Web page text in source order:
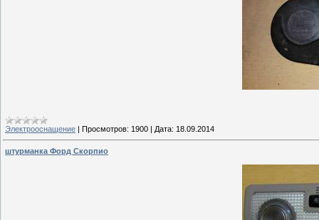
Электрооснащение Просмотров: 1900 Дата: 18.09.2014
штурманка Форд Скорпио